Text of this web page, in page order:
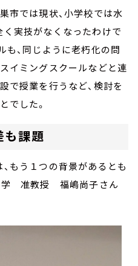
市では現状、小学校では水
実技がなくなったわけで
も、同じように老朽化の問
イミングスクールなどと連
で授業を行うなど、検討を
でした。
も課題
もう１つの背景があるとも
学 准教授 福嶋尚子さん